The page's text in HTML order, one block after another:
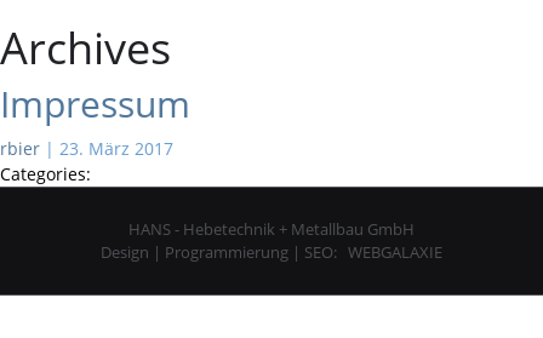
Archives
Impressum
rbier | 23. März 2017
Categories:
HANS - Hebetechnik + Metallbau GmbH
Design | Programmierung | SEO: WEBGALAXIE